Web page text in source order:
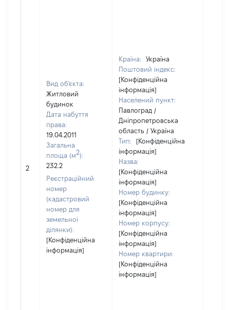
2
Вид об'єкта:
Житловий
будинок
Дата набуття
права:
19.04.2011
Загальна
площа (м2):
232.2
Реєстраційний
номер
(кадастровий
номер для
земельної
ділянки):
[Конфіденційна
інформація]
Країна:
Україна
Поштовий індекс:
[Конфіденційна
інформація]
Населений пункт:
Павлоград /
Дніпропетровська
область / Україна
Тип:
[Конфіденційна
інформація]
Назва:
[Конфіденційна
інформація]
Номер будинку:
[Конфіденційна
інформація]
Номер корпусу:
[Конфіденційна
інформація]
Номер квартири:
[Конфіденційна
інформація]